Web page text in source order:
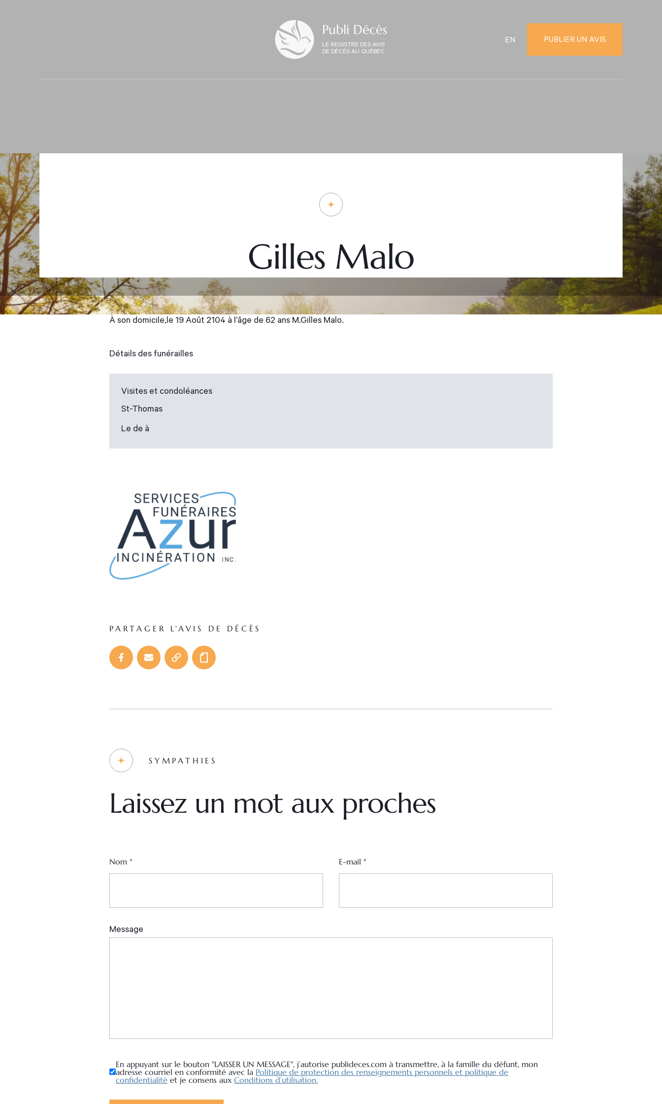
Publi Décès
LE REGISTRE DES AVIS
DE DÉCÈS AU QUÉBEC
EN PUBLIER UN AVIS
Gilles Malo
À son domicile,le 19 Août 2104 à l’âge de 62 ans M.Gilles Malo.
Détails des funérailles
Visites et condoléances
St-Thomas
Le de à
PARTAGER L'AVIS DE DÉCÈS
SYMPATHIES
Laissez un mot aux proches
En appuyant sur le bouton "LAISSER UN MESSAGE", j’autorise publideces.com à transmettre, à la famille du défunt, mon
adresse courriel en conformité avec la Politique de protection des renseignements personnels et politique de
confidentialité et je consens aux Conditions d’utilisation.
Nom * E-mail *